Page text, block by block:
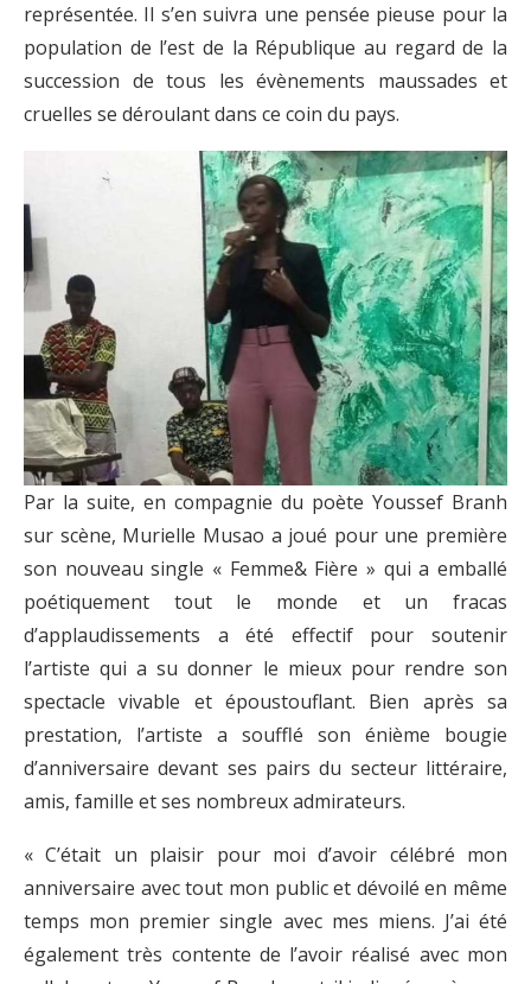
représentée. Il s’en suivra une pensée pieuse pour la
population de l’est de la République au regard de la
succession de tous les évènements maussades et
cruelles se déroulant dans ce coin du pays.
Par la suite, en compagnie du poète Youssef Branh
sur scène, Murielle Musao a joué pour une première
son nouveau single « Femme& Fière » qui a emballé
poétiquement tout le monde et un fracas
d’applaudissements a été effectif pour soutenir
l’artiste qui a su donner le mieux pour rendre son
spectacle vivable et époustouflant. Bien après sa
prestation, l’artiste a soufflé son énième bougie
d’anniversaire devant ses pairs du secteur littéraire,
amis, famille et ses nombreux admirateurs.
« C’était un plaisir pour moi d’avoir célébré mon
anniversaire avec tout mon public et dévoilé en même
temps mon premier single avec mes miens. J’ai été
également très contente de l’avoir réalisé avec mon